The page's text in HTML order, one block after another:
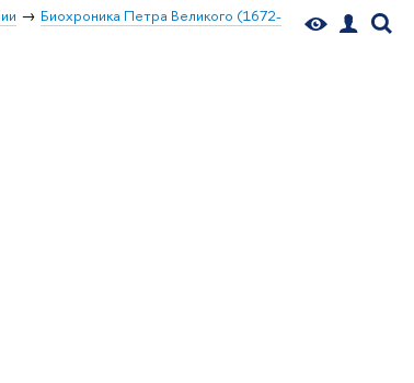
Биохроника Петра Великого (1672-